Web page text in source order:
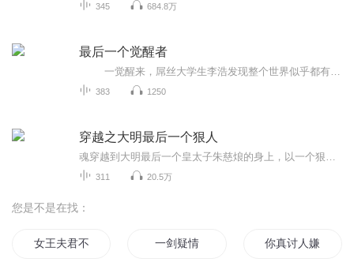
345 684.8万
最后一个觉醒者
383 1250
穿越之大明最后一个狠人
311 20.5万
您是不是在找：
女王夫君不嫌多 一剑疑情 你真讨人嫌